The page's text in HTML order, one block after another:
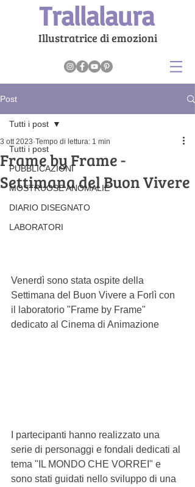
Trallalaura
Illustratrice di emozioni
Post
Tutti i post
PUBBLICAZIONI
MOSTRUOSE ANOMALIE
DIARIO DISEGNATO
LABORATORI
Tutti i post
Frame by Frame -
Settimana del Buon Vivere
3 ott 2023 Tempo di lettura: 1 min
Venerdì sono stata ospite della
Settimana del Buon Vivere a Forlì con
il laboratorio "Frame by Frame"
dedicato al Cinema di Animazione
I partecipanti hanno realizzato una
serie di personaggi e fondali dedicati al
tema "IL MONDO CHE VORREI" e
sono stati guidati nello sviluppo di una